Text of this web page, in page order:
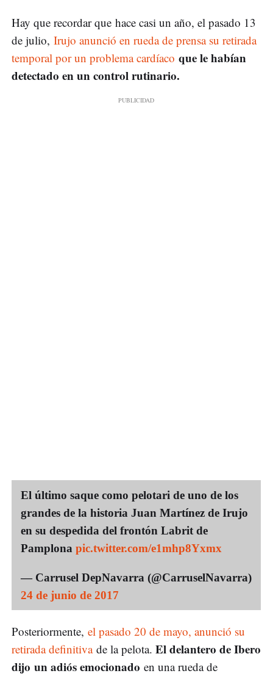
Hay que recordar que hace casi un año, el pasado 13
de julio, Irujo anunció en rueda de prensa su retirada
temporal por un problema cardíaco que le habían
detectado en un control rutinario.
El último saque como pelotari de uno de los
grandes de la historia Juan Martínez de Irujo
en su despedida del frontón Labrit de
Pamplona pic.twitter.com/e1mhp8Yxmx
— Carrusel DepNavarra (@CarruselNavarra)
24 de junio de 2017
Posteriormente, el pasado 20 de mayo, anunció su
retirada definitivade la pelota. El delantero de Ibero
dijo un adiós emocionado en una rueda de